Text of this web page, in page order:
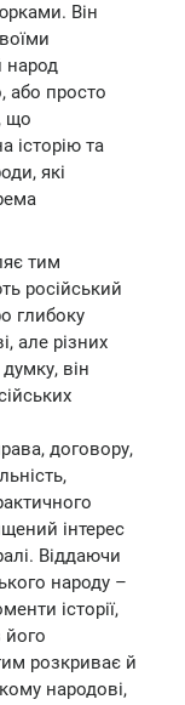
Він
народ
або просто
що
історію та
які
тим
російський
глибоку
але різних
він
договору,
інтерес
Віддаючи
народу –
історії,
його
розкриває й
народові,